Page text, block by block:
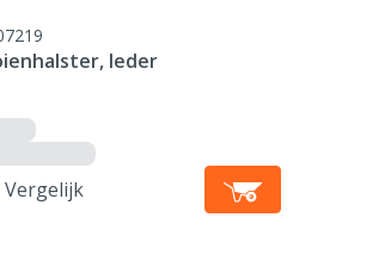
leder
Vergelijk